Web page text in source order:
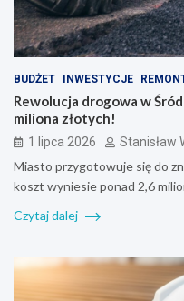
BUDŻET INWESTYCJE
Rewolucja drogowa w
miliona złotych!
1 lipca 2026 Stanisław
Miasto przygotowuje się do
koszt wyniesie ponad 2,6
Czytaj dalej